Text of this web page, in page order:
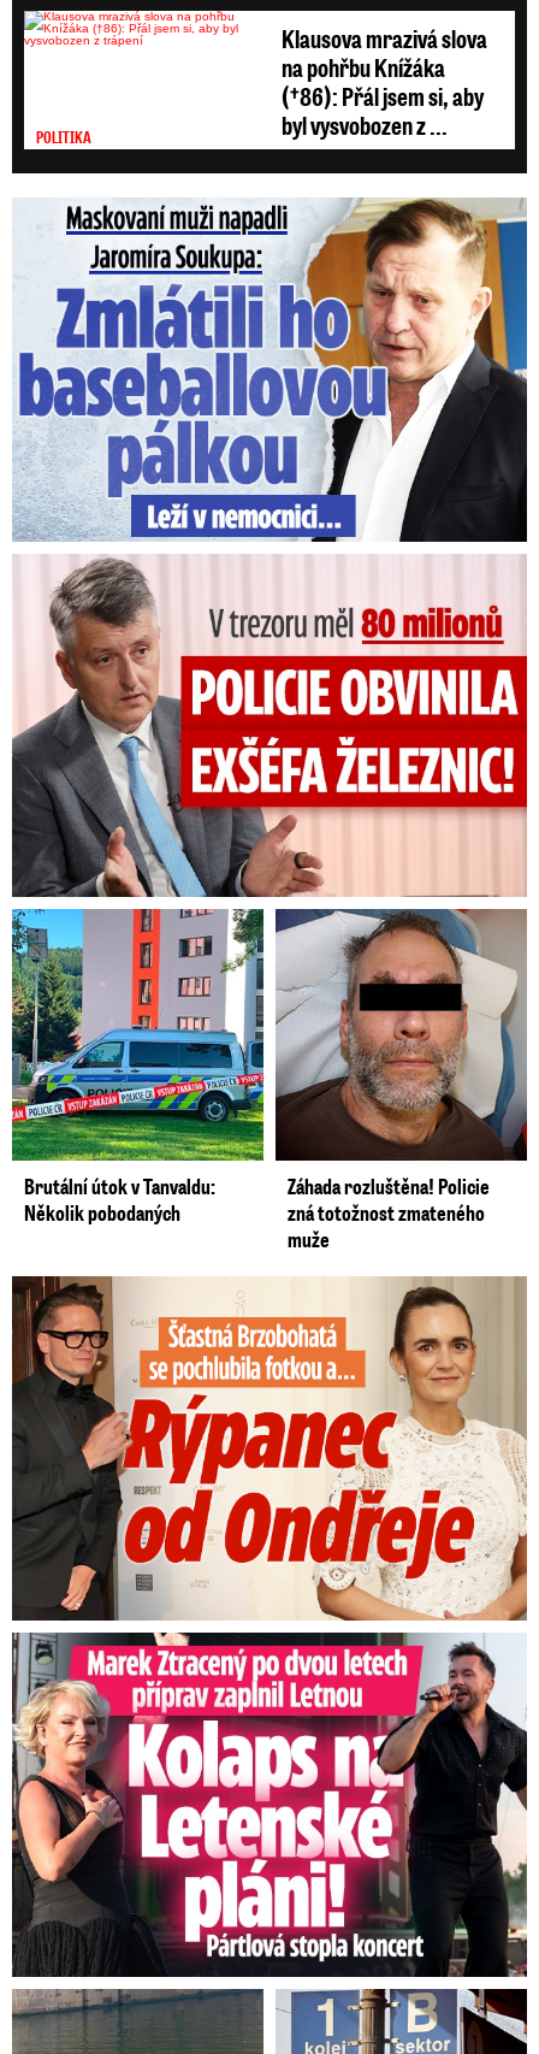
POLITIKA
Klausova mrazivá slova
na pohřbu Knížáka
(†86): Přál jsem si, aby
byl vysvobozen z ...
Maskovaní muži napadli Jaromíra Soukupa: Krvavá nakládačka
V trezoru měl 80 milionů: Policie obvinila exšéfa železnic!
Brutální útok v Tanvaldu:
Několik pobodaných
Záhada rozluštěna! Policie
zná totožnost zmateného
muže
Šťastná Brzobohatá se pochlubila fotkou: Rýpanec od Ondřeje
Marek Ztracený na Letné: Pártlová stopla koncert